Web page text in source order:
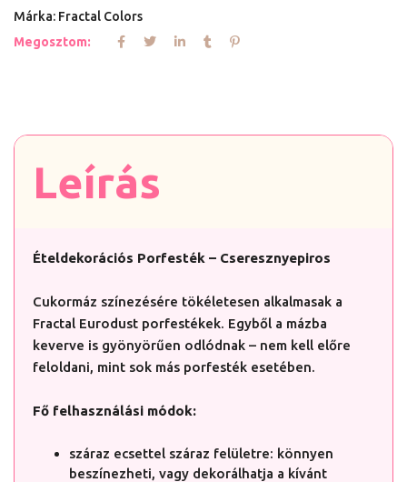
Márka: Fractal Colors
Megosztom:
Leírás
Ételdekorációs Porfesték – Cseresznyepiros
Cukormáz színezésére tökéletesen alkalmasak a
Fractal Eurodust porfestékek. Egyből a mázba
keverve is gyönyörűen odlódnak – nem kell előre
feloldani, mint sok más porfesték esetében.
Fő felhasználási módok:
száraz ecsettel száraz felületre: könnyen
beszínezheti, vagy dekorálhatja a kívánt